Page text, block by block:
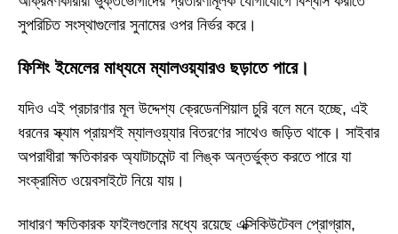
সুপরিচিত সংস্থাগুলোর সুনামের ওপর নির্ভর করে।
ফিশিং ইমেলের মাধ্যমে ম্যালওয়্যারও ছড়াতে পারে।
যদিও এই প্রচারণার মূল উদ্দেশ্য ক্রেডেনশিয়াল চুরি বলে মনে হচ্ছে, এই
ধরনের স্ক্যাম প্রায়শই ম্যালওয়্যার বিতরণের সাথেও জড়িত থাকে। সাইবার
অপরাধীরা ক্ষতিকারক অ্যাটাচমেন্ট বা লিঙ্ক অন্তর্ভুক্ত করতে পারে যা
সংক্রামিত ওয়েবসাইটে নিয়ে যায়।
সাধারণ ক্ষতিকারক ফাইলগুলোর মধ্যে রয়েছে এক্সিকিউটেবল প্রোগ্রাম,